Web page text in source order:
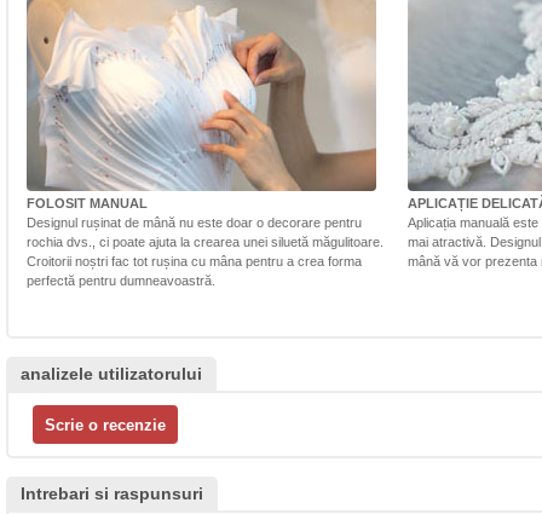
FOLOSIT MANUAL
Designul rușinat de mână nu este doar o decorare pentru
rochia dvs., ci poate ajuta la crearea unei siluetă măgulitoare.
Croitorii noștri fac tot rușina cu mâna pentru a crea forma
perfectă pentru dumneavoastră.
APLICAȚIE
Aplicația manuală
mai atractivă.
mână vă vor prezenta
analizele utilizatorului
Intrebari si raspunsuri